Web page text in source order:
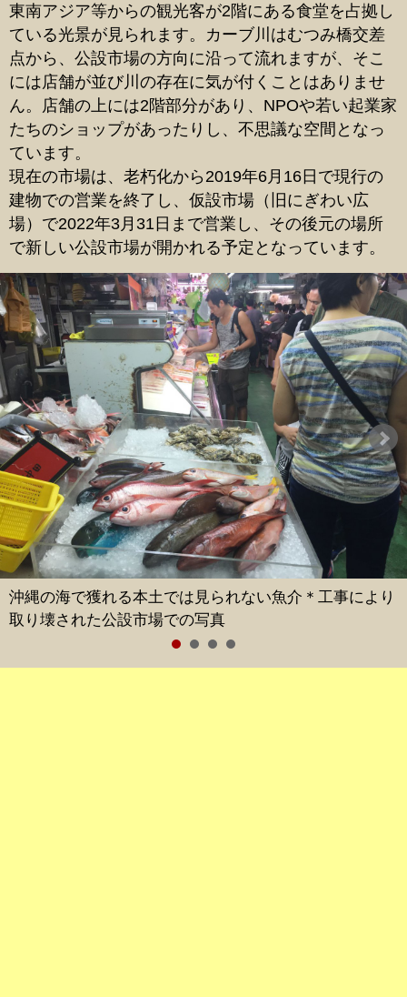
東南アジア等からの観光客が2階にある食堂を占拠し
ている光景が見られます。カーブ川はむつみ橋交差
点から、公設市場の方向に沿って流れますが、そこ
には店舗が並び川の存在に気が付くことはありませ
ん。店舗の上には2階部分があり、NPOや若い起業家
たちのショップがあったりし、不思議な空間となっ
ています。
現在の市場は、老朽化から2019年6月16日で現行の
建物での営業を終了し、仮設市場（旧にぎわい広
場）で2022年3月31日まで営業し、その後元の場所
で新しい公設市場が開かれる予定となっています。
沖縄の海で獲れる本土では見られない魚介＊工事により
取り壊された公設市場での写真